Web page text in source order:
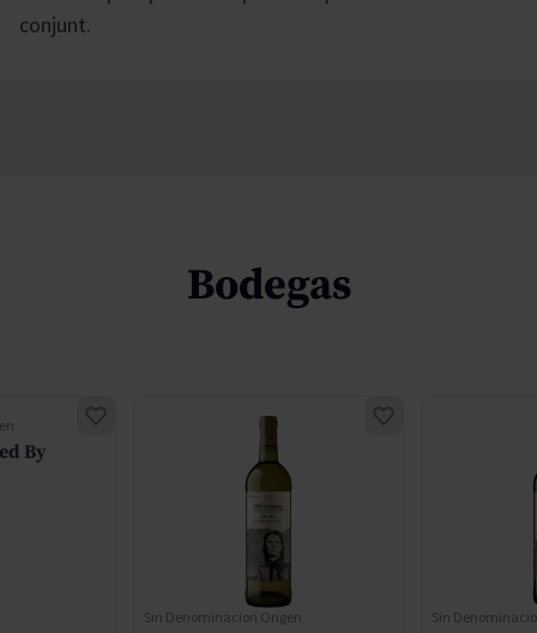
conjunt.
Bodegas
By
Sin Denominacion Origen Sin